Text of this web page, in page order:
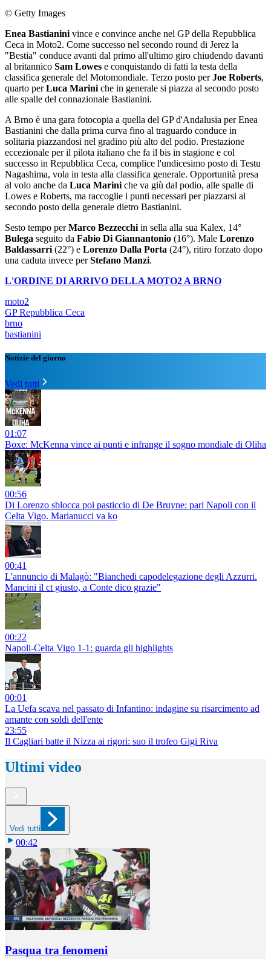
© Getty Images
Enea Bastianini vince e convince anche nel GP della Repubblica
Ceca in Moto2. Come successo nel secondo round di Jerez la
"Bestia" conduce avanti dal primo all'ultimo giro chiudendo davanti
al britannico Sam Lowes e conquistando di fatti la testa della
classifica generale del Motomondiale. Terzo posto perJoe Roberts,
quarto perLuca Marini che in generale si piazza al secondo posto
alle spalle del connazionale Bastianini.
A Brno è una gara fotocopia a quella del GP d'Andalusia per Enea
Bastianini che dalla prima curva fino al traguardo conduce in
solitaria piazzandosi nel gradino più alto del podio. Prestazione
eccezionale per il pilota italiano che fa il bis in stagione e col
successo in Repubblica Ceca, complice l'undicesimo posto di Testu
Nagashima, vola in testa alla classifica generale. Opportunità presa
al volo anche da Luca Marini che va giù dal podio, alle spalle di
Lowes e Roberts, ma raccoglie i punti necessari per piazzarsi al
secondo posto della generale dietro Bastianini.
Sesto tempo perMarco Bezzecchi in sella alla sua Kalex, 14°
Bulega seguito da Fabio Di Giannantonio (16°). Male Lorenzo
Baldassarri (22°) e Lorenzo Dalla Porta (24°), ritiro forzato dopo
una caduta invece perStefano Manzi.
L'ORDINE DI ARRIVO DELLA MOTO2 A BRNO
moto2
GP Repubblica Ceca
brno
bastianini
Notizie del giorno
Vedi tutti
01:07
Boxe: McKenna vince ai punti e infrange il sogno mondiale di Oliha
00:56
Di Lorenzo sblocca poi pasticcio di De Bruyne: pari Napoli con il
Celta Vigo. Marianucci va ko
00:41
L'annuncio di Malagò: "Bianchedi capodelegazione degli Azzurri.
Mancini il ct giusto, a Conte dico grazie"
00:22
Napoli-Celta Vigo 1-1: guarda gli highlights
00:01
La Uefa scava nel passato di Infantino: indagine su risarcimento ad
amante con soldi dell'ente
23:55
Il Cagliari batte il Nizza ai rigori: suo il trofeo Gigi Riva
Ultimi video
Vedi tutti
00:42
Pasqua tra fenomeni